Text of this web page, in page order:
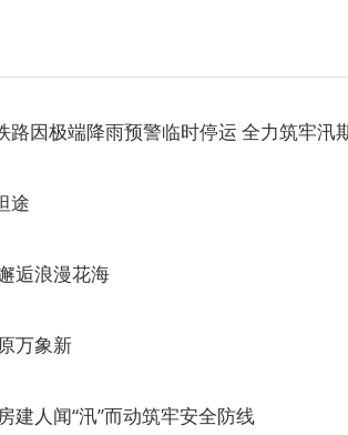
路因极端降雨预警临时停运 全力筑牢汛
途
逅浪漫花海
万象新
建人闻“汛”而动筑牢安全防线